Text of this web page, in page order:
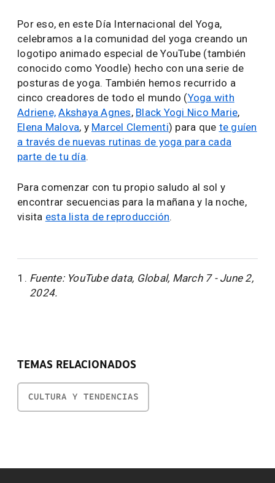
Por eso, en este Día Internacional del Yoga,
celebramos a la comunidad del yoga creando un
logotipo animado especial de YouTube (también
conocido como Yoodle) hecho con una serie de
posturas de yoga. También hemos recurrido a
cinco creadores de todo el mundo (Yoga with
Adriene, Akshaya Agnes, Black Yogi Nico Marie,
Elena Malova, y Marcel Clementi) para que te guíen
a través de nuevas rutinas de yoga para cada
parte de tu día.
Para comenzar con tu propio saludo al sol y
encontrar secuencias para la mañana y la noche,
visita esta lista de reproducción.
Fuente: YouTube data, Global, March 7 - June 2,
2024.
TEMAS RELACIONADOS
CULTURA Y TENDENCIAS